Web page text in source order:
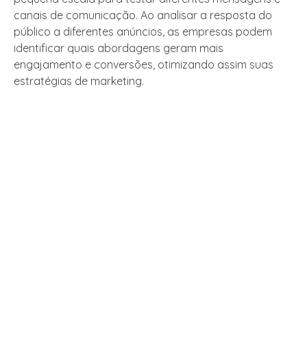
canais de comunicação. Ao analisar a resposta do
público a diferentes anúncios, as empresas podem
identificar quais abordagens geram mais
engajamento e conversões, otimizando assim suas
estratégias de marketing.